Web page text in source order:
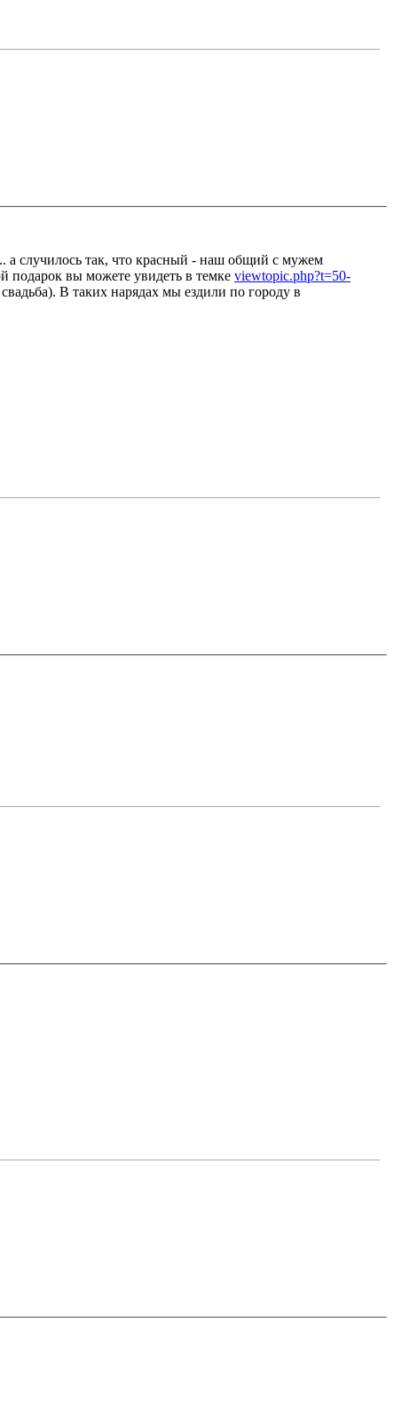
а случилось так, что красный - наш общий с мужем
подарок вы можете увидеть в темке viewtopic.php?t=50-
В таких нарядах мы ездили по городу в